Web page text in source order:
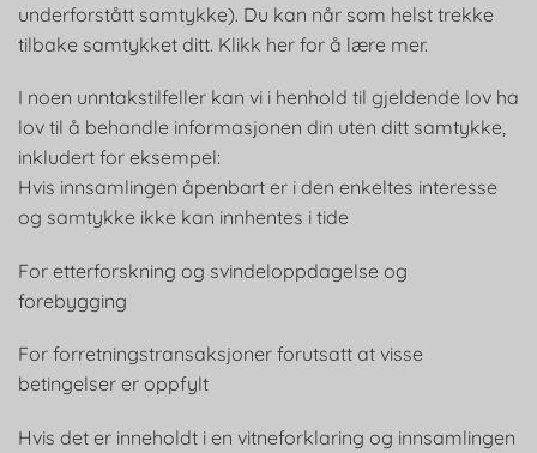
underforstått samtykke). Du kan når som helst trekke
tilbake samtykket ditt. Klikk her for å lære mer.
I noen unntakstilfeller kan vi i henhold til gjeldende lov ha
lov til å behandle informasjonen din uten ditt samtykke,
inkludert for eksempel:
Hvis innsamlingen åpenbart er i den enkeltes interesse
og samtykke ikke kan innhentes i tide
For etterforskning og svindeloppdagelse og
forebygging
For forretningstransaksjoner forutsatt at visse
betingelser er oppfylt
Hvis det er inneholdt i en vitneforklaring og innsamlingen